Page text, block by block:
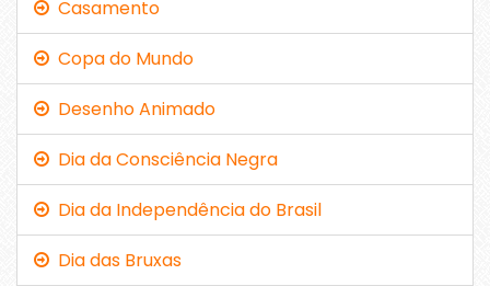
Casamento
Copa do Mundo
Desenho Animado
Dia da Consciência Negra
Dia da Independência do Brasil
Dia das Bruxas